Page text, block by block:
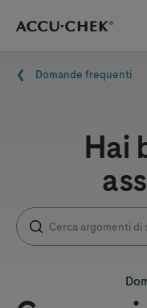
Skip navigation
Briciole di
Domande frequenti
Hai